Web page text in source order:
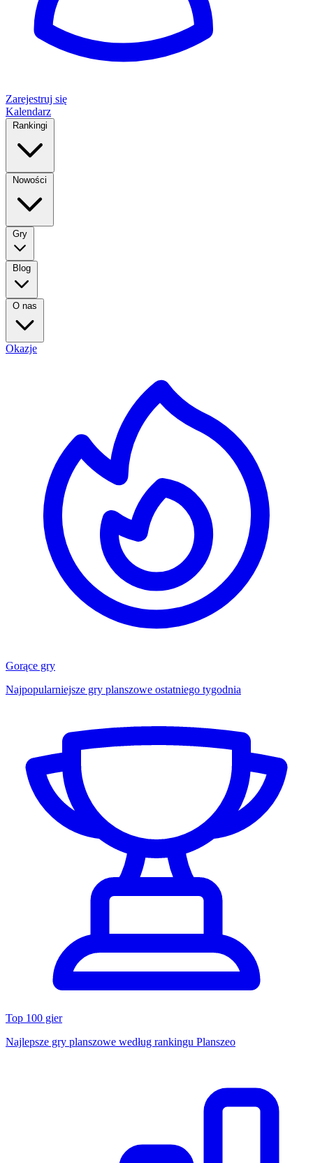
Zarejestruj się
Kalendarz
Rankingi
Nowości
Gry
Blog
O nas
Okazje
Gorące gry
Najpopularniejsze gry planszowe ostatniego tygodnia
Top 100 gier
Najlepsze gry planszowe według rankingu Planszeo